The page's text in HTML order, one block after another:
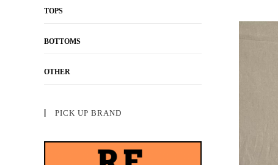
TOPS
BOTTOMS
OTHER
PICK UP BRAND